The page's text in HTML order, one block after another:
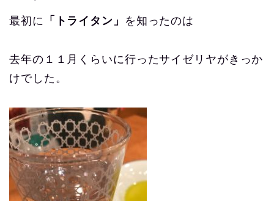
最初に 「トライタン」 を知ったのは
去年の１１月くらいに行ったサイゼリヤがきっか
けでした。